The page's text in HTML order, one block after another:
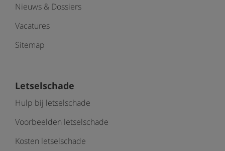
Nieuws & Dossiers
Vacatures
Sitemap
Letselschade
Hulp bij letselschade
Voorbeelden letselschade
Kosten letselschade